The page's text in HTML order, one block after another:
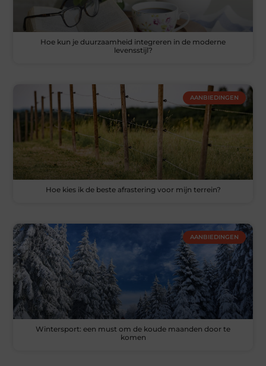
Hoe kun je duurzaamheid integreren in de moderne
levensstijl?
AANBIEDINGEN
Hoe kies ik de beste afrastering voor mijn terrein?
AANBIEDINGEN
Wintersport: een must om de koude maanden door te
komen